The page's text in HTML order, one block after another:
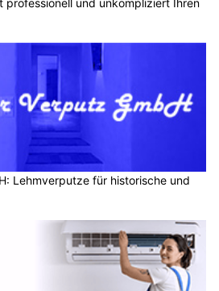
professionell und unkompliziert Ihren
Lehmverputze für historische und